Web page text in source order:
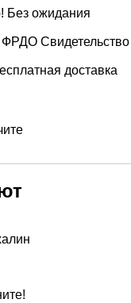
Без ожидания
Свидетельство
доставка